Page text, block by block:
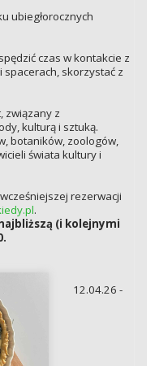
ubiegłorocznych
czas w kontakcie z
spacerach, skorzystać z
związany z
kulturą i sztuką.
botaników, zoologów,
świata kultury i
rezerwacji
.
(i kolejnymi
12.04.26 -